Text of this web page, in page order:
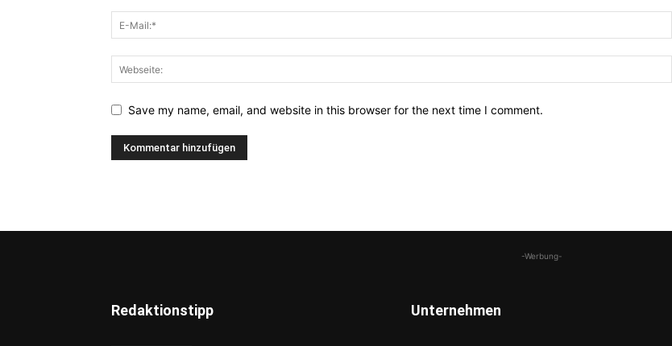
Save my name, email, and website in this browser for the next time I comment.
-Werbung-
Redaktionstipp Unternehmen